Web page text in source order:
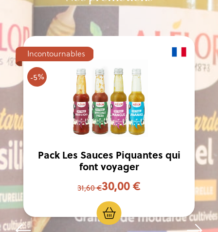
Incontournables
-5%
Pack Les Sauces Piquantes qui
font voyager
31,60 €30,00 €